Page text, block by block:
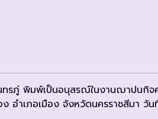
ทรภู่ พิมพ์เป็นอนุสรณ์ในงานฌาป
ง อำเภอเมือง จังหวัดนครราชสีมา